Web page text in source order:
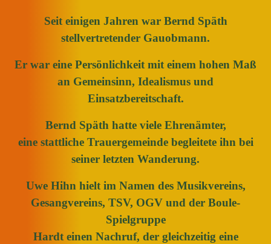
Seit einigen Jahren war Bernd Späth
stellvertretender Gauobmann.
Er war eine Persönlichkeit mit einem hohen Maß
an Gemeinsinn, Idealismus und
Einsatzbereitschaft.
Bernd Späth hatte viele Ehrenämter,
eine stattliche Trauergemeinde begleitete ihn bei
seiner letzten Wanderung.
Uwe Hihn hielt im Namen des Musikvereins,
Gesangvereins, TSV, OGV und der Boule-
Spielgruppe
Hardt einen Nachruf, der gleichzeitig eine